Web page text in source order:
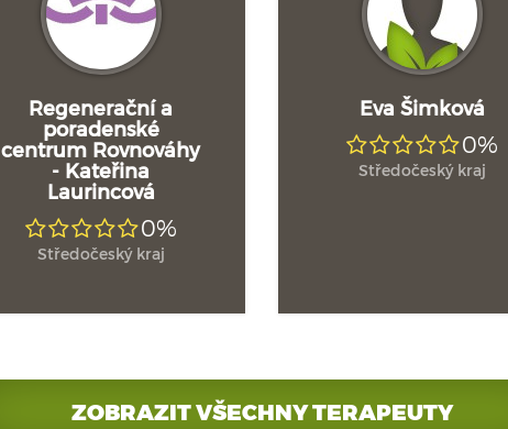
Regenerační a
poradenské
centrum Rovnováhy
- Kateřina
Laurincová
0%
Středočeský kraj
Eva Šimková
0%
Středočeský kraj
ZOBRAZIT VŠECHNY TERAPEUTY